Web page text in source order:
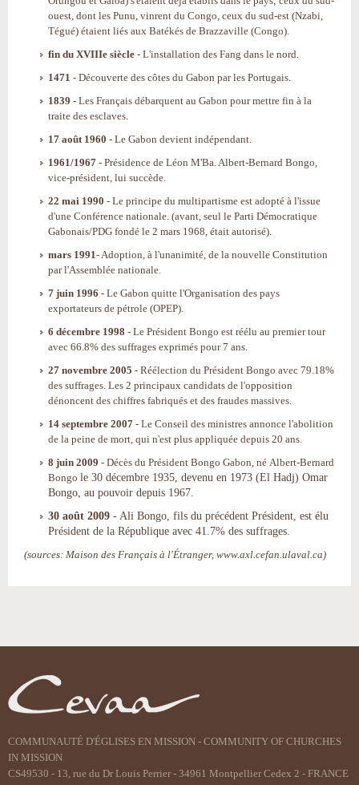
ouest, dont les Punu, vinrent du Congo, ceux du sud-est (Nzabi,
Tégué) étaient liés aux Batékés de Brazzaville (Congo).
fin du XVIIIe siècle - L'installation des Fang dans le nord.
1471 - Découverte des côtes du Gabon par les Portugais.
1839 - Les Français débarquent au Gabon pour mettre fin à la
traite des esclaves.
17 août 1960 - Le Gabon devient indépendant.
1961/1967 - Présidence de Léon M'Ba. Albert-Bernard Bongo,
vice-président, lui succède.
22 mai 1990 - Le principe du multipartisme est adopté à l'issue
d'une Conférence nationale. (avant, seul le Parti Démocratique
Gabonais/PDG fondé le 2 mars 1968, était autorisé).
mars 1991- Adoption, à l'unanimité, de la nouvelle Constitution
par l'Assemblée nationale.
7 juin 1996 - Le Gabon quitte l'Organisation des pays
exportateurs de pétrole (OPEP).
6 décembre 1998 - Le Président Bongo est réélu au premier tour
avec 66.8% des suffrages exprimés pour 7 ans.
27 novembre 2005 - Réélection du Président Bongo avec 79.18%
des suffrages. Les 2 principaux candidats de l'opposition
dénoncent des chiffres fabriqués et des fraudes massives.
14 septembre 2007 - Le Conseil des ministres annonce l'abolition
de la peine de mort, qui n'est plus appliquée depuis 20 ans.
8 juin 2009 - Décès du Président Bongo Gabon, né Albert-Bernard
Bongo le 30 décembre 1935, devenu en 1973 (El Hadj) Omar
Bongo, au pouvoir depuis 1967.
30 août 2009 - Ali Bongo, fils du précédent Président, est élu
Président de la République avec 41.7% des suffrages.
(sources: Maison des Français à l'Étranger, www.axl.cefan.ulaval.ca)
document
COMMUNAUTÉ D'ÉGLISES EN MISSION - COMMUNITY OF CHURCHES
IN MISSION
CS49530 - 13, rue du Dr Louis Perrier - 34961 Montpellier Cedex 2 - FRANCE